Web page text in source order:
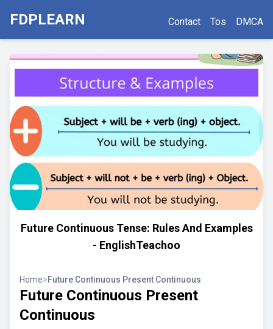
FDPLEARN Contact Tos DMCA
Future Continuous Tense: Rules And Examples
- EnglishTeachoo
Home>Future Continuous Present Continuous
Future Continuous Present
Continuous